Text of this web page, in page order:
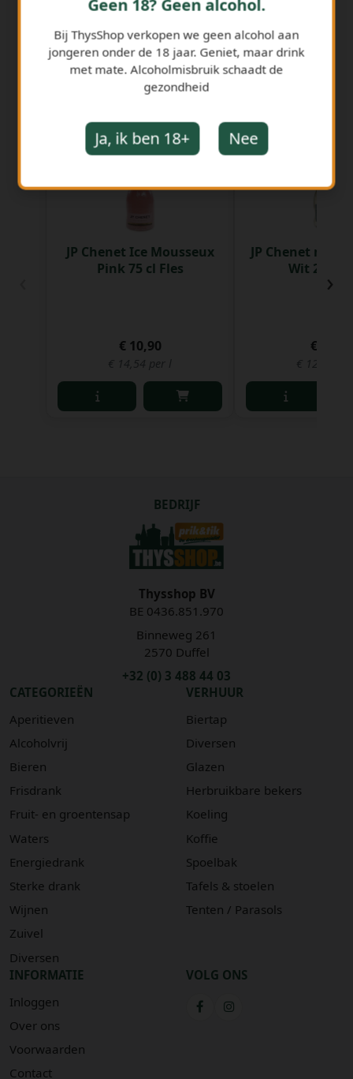
JP Chenet Ice Mousseux
Pink 75 cl Fles
€ 10,90
€ 14,54 per l
JP Chenet
Wit 25 cl
€ 3,10
€ 12,40
›
BEDRIJF
Thysshop BV
BE 0436.851.970
Binneweg 261
2570 Duffel
+32 (0) 3 488 44 03
CATEGORIEËN
Aperitieven
Alcoholvrij
Bieren
Frisdrank
Fruit- en groentensap
Waters
Energiedrank
Sterke drank
Wijnen
Zuivel
Diversen
VERHUUR
Biertap
Diversen
Glazen
Herbruikbare bekers
Koeling
Koffie
Spoelbak
Tafels & stoelen
Tenten / Parasols
INFORMATIE
Inloggen
Over ons
Voorwaarden
Contact
VOLG ONS
Geen 18? Geen alcohol.
Bij ThysShop verkopen we geen alcohol aan
jongeren onder de 18 jaar. Geniet, maar drink
met mate. Alcoholmisbruik schaadt de
gezondheid
Ja, ik ben 18+ Nee